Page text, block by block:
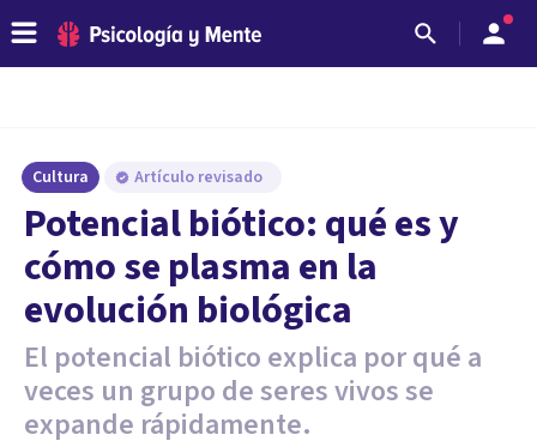
Cultura Artículo revisado
Potencial biótico: qué es y
cómo se plasma en la
evolución biológica
El potencial biótico explica por qué a
veces un grupo de seres vivos se
expande rápidamente.